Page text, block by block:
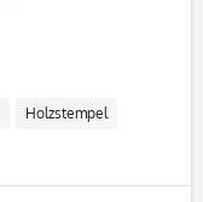
Holzstempel